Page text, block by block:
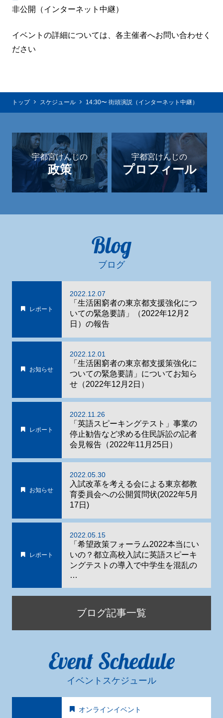
非公開（インターネット中継）
イベントの詳細については、各主催者へお問い合わせく
ださい
トップ スケジュール 14:30〜 街頭演説（インターネット中継）
宇都宮けんじの
政策
宇都宮けんじの
プロフィール
Blog
ブログ
レポート
2022.12.07
「生活困窮者の東京都支援強化につ
いての緊急要請」（2022年12月2
日）の報告
お知らせ
2022.12.01
「生活困窮者の東京都支援策強化に
ついての緊急要請」についてお知ら
せ（2022年12月2日）
レポート
2022.11.26
「英語スピーキングテスト」事業の
停止勧告など求める住民訴訟の記者
会見報告（2022年11月25日）
お知らせ
2022.05.30
入試改革を考える会による東京都教
育委員会への公開質問状(2022年5月
17日)
レポート
2022.05.15
「希望政策フォーラム2022本当にい
いの？都立高校入試に英語スピーキ
ングテストの導入で中学生を混乱の
…
ブログ記事一覧
Event Schedule
イベントスケジュール
オンラインイベント